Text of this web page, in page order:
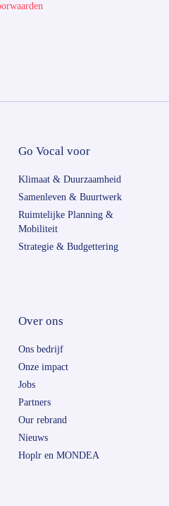
Go Vocal voor
Klimaat & Duurzaamheid
Samenleven & Buurtwerk
Ruimtelijke Planning &
Mobiliteit
Strategie & Budgettering
Over ons
Ons bedrijf
Onze impact
Jobs
Partners
Our rebrand
Nieuws
Hoplr en MONDEA